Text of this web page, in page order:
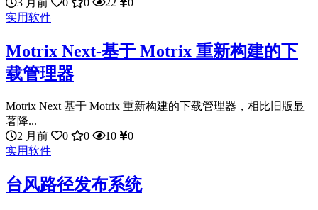
3 月前 0 0 22
0
实用软件
Motrix Next-基于 Motrix 重新构建的下
载管理器
Motrix Next 基于 Motrix 重新构建的下载管理器，相比旧版显
著降...
2 月前
0 0 10
0
实用软件
台风路径发布系统